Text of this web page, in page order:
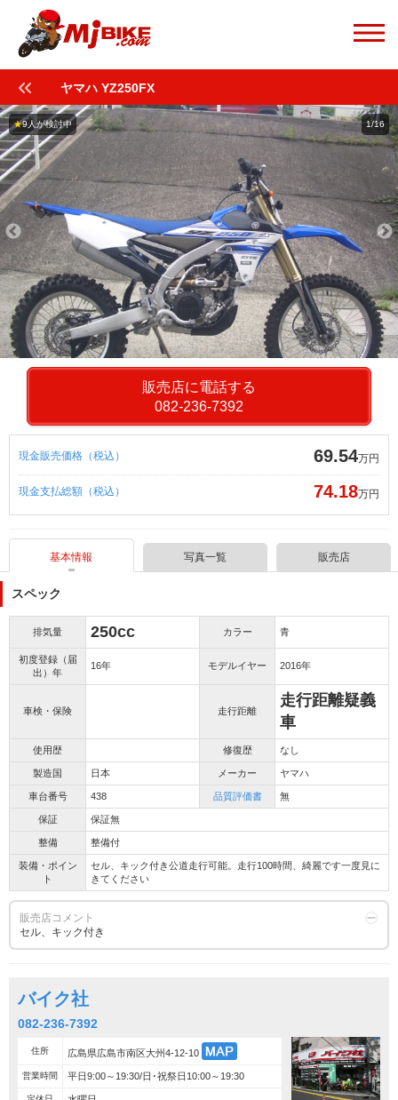
ヤマハ YZ250FX
1/16
★9人が検討中
販売店に電話する
082-236-7392
現金販売価格（税込） 69.54万円
現金支払総額（税込） 74.18万円
基本情報 写真一覧 販売店
スペック
排気量 250cc カラー 青
初度登録（届
出）年
16年 モデルイヤー 2016年
車検・保険 走行距離
走行距離疑義
車
使用歴 修復歴 なし
製造国 日本 メーカー ヤマハ
車台番号 438 品質評価書 無
保証 保証無
整備 整備付
装備・ポイン
ト
セル、キック付き公道走行可能。走行100時間、綺麗です一度見に
きてください
販売店コメント
セル、キック付き
バイク社
082-236-7392
住所 広島県広島市南区大州4-12-10
営業時間 平日9:00～19:30/日･祝祭日10:00～19:30